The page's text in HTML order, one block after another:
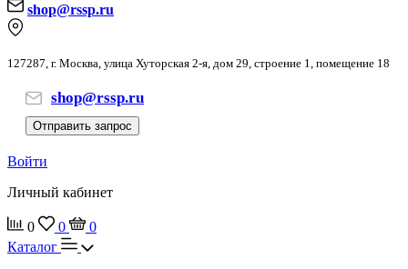
shop@rssp.ru
127287, г. Москва, улица Хуторская 2-я, дом 29, строение 1, помещение 18
shop@rssp.ru
Отправить запрос
Войти
Личный кабинет
0 0
0
Каталог